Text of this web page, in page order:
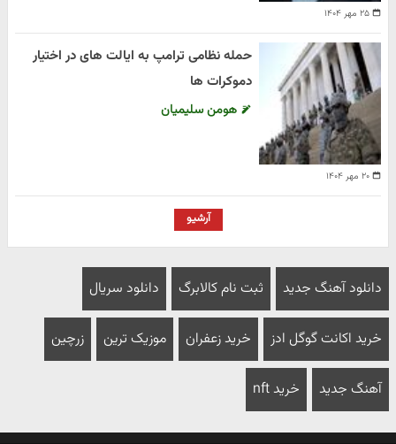
۲۵ مهر ۱۴۰۴
۲۰ مهر ۱۴۰۴
حمله نظامی ترامپ به ایالت های در اختیار
دموکرات ها
هومن سلیمیان
آرشیو
دانلود آهنگ جدید ثبت نام کالابرگ دانلود سریال
خرید اکانت گوگل ادز خرید زعفران موزیک ترین زرچین
آهنگ جدید خرید nft